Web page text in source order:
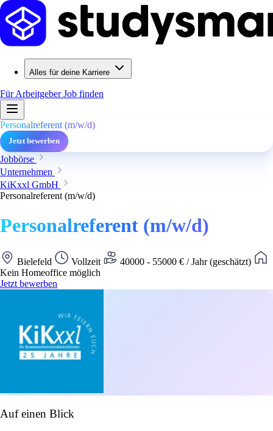
Alles für deine Karriere
Für ArbeitgeberJob finden
Personalreferent (m/w/d)
Jetzt bewerben
Jobbörse
Unternehmen
KiKxxl GmbH
Personalreferent (m/w/d)
Personalreferent (m/w/d)
Bielefeld Vollzeit
40000 - 55000 € / Jahr (geschätzt)
Kein Homeoffice möglich
Jetzt bewerben
Auf einen Blick